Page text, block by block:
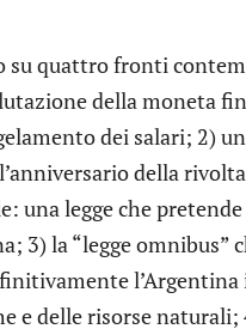
quattro fronti
della moneta
dei salari; 2)
della
una legge che
3) la “legge
e delle risorse